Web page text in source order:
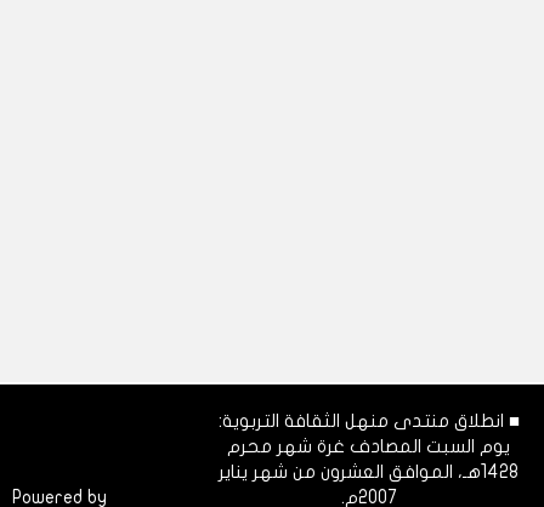
■ انطلاق منتدى منهل الثقافة التربوية:
يوم السبت المصادف غرة شهر محرم
1428هـ، الموافق العشرون من شهر يناير
2007م.
Powered by